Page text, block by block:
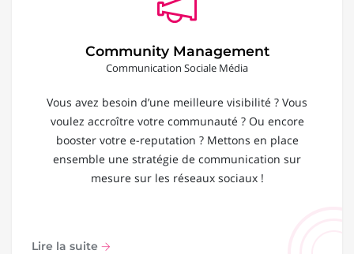
Community Management
Communication Sociale Média
Vous avez besoin d’une meilleure visibilité ? Vous
voulez accroître votre communauté ? Ou encore
booster votre e-reputation ? Mettons en place
ensemble une stratégie de communication sur
mesure sur les réseaux sociaux !
Lire la suite